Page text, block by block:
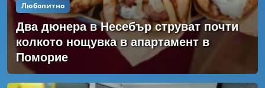
Любопитно
Два дюнера в Несебър струват почти
колкото нощувка в апартамент в
Поморие